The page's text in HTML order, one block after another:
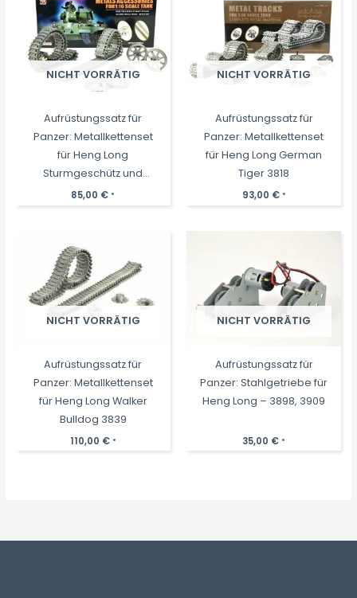
NICHT VORRÄTIG
Aufrüstungssatz für
Panzer: Metallkettenset
für Heng Long
Sturmgeschütz und
Tauchpanzer
85,00 € *
NICHT VORRÄTIG
Aufrüstungssatz für
Panzer: Metallkettenset
für Heng Long German
Tiger 3818
93,00 € *
NICHT VORRÄTIG
Aufrüstungssatz für
Panzer: Metallkettenset
für Heng Long Walker
Bulldog 3839
110,00 € *
NICHT VORRÄTIG
Aufrüstungssatz für
Panzer: Stahlgetriebe für
Heng Long – 3898, 3909
35,00 € *